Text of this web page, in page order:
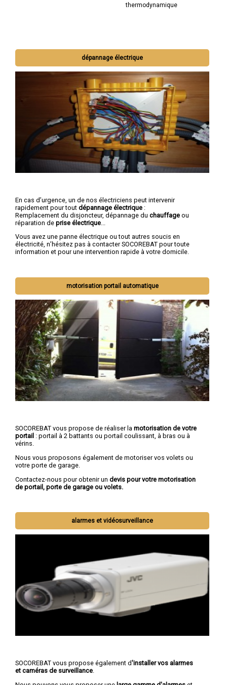
thermodynamique
dépannage électrique
En cas d’urgence, un de nos électriciens peut intervenir
rapidement pour tout dépannage électrique :
Remplacement du disjoncteur, dépannage du chauffage ou
réparation de prise électrique
Vous avez une panne électrique ou tout autres soucis en
électricité, n’hésitez pas à contacter SOCOREBAT pour toute
information et pour une intervention rapide à votre domicile.
motorisation portail automatique
SOCOREBAT vous propose de réaliser la motorisation de votre
portail : portail à 2 battants ou portail coulissant, à bras ou à
vérins.
Nous vous proposons également de motoriser vos volets ou
votre porte de garage.
Contactez-nous pour obtenir un devis pour votre motorisation
de portail, porte de garage ou volets.
alarmes et vidéosurveillance
SOCOREBAT vous propose également d'installer vos alarmes
et caméras de surveillance.